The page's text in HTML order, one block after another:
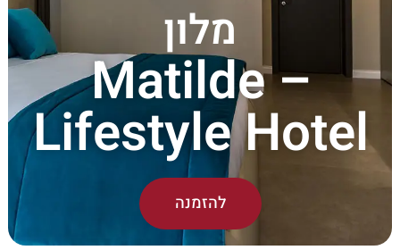
מלון
Matilde –
Lifestyle Hotel
להזמנה